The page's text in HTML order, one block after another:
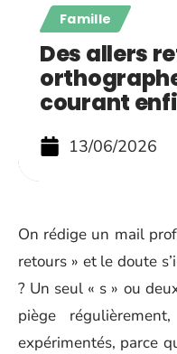
Famille
Des allers
courant
13/06/2026
On rédige un mail
retours » et le doute
? Un seul « s » ou
piège
expérimentés, parce